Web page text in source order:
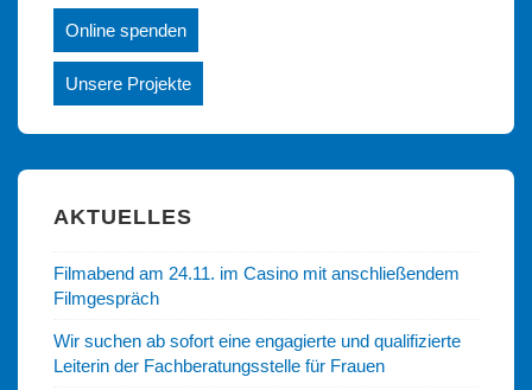
Online spenden
Unsere Projekte
AKTUELLES
Filmabend am 24.11. im Casino mit anschließendem
Filmgespräch
Wir suchen ab sofort eine engagierte und qualifizierte
Leiterin der Fachberatungsstelle für Frauen